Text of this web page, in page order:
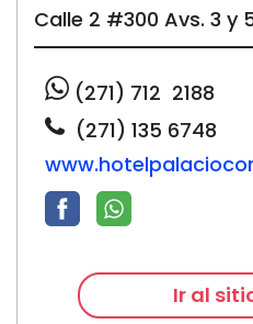
Calle 2 #300 Avs. 3 y
(271) 712 2188
(271) 135 6748
Ir al